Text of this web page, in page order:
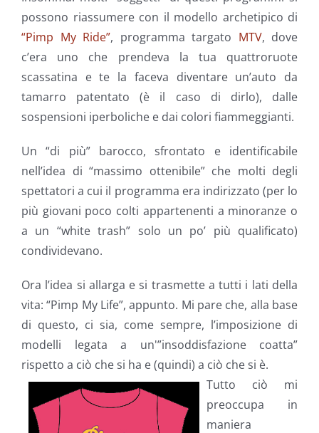
possono riassumere con il modello archetipico di
“Pimp My Ride”, programma targato MTV, dove
c’era uno che prendeva la tua quattroruote
scassatina e te la faceva diventare un’auto da
tamarro patentato (è il caso di dirlo), dalle
sospensioni iperboliche e dai colori fiammeggianti.
Un “di più” barocco, sfrontato e identificabile
nell’idea di “massimo ottenibile” che molti degli
spettatori a cui il programma era indirizzato (per lo
più giovani poco colti appartenenti a minoranze o
a un “white trash” solo un po’ più qualificato)
condividevano.
Ora l’idea si allarga e si trasmette a tutti i lati della
vita: “Pimp My Life”, appunto. Mi pare che, alla base
di questo, ci sia, come sempre, l’imposizione di
modelli legata a un'”insoddisfazione coatta”
rispetto a ciò che si ha e (quindi) a ciò che si è.
Tutto ciò mi
preoccupa in
maniera